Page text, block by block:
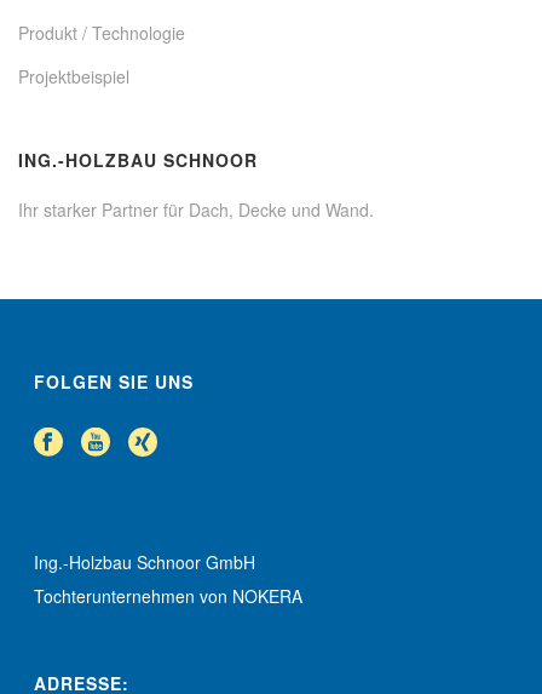
Produkt / Technologie
Projektbeispiel
ING.-HOLZBAU SCHNOOR
Ihr starker Partner für Dach, Decke und Wand.
FOLGEN SIE UNS
Ing.-Holzbau Schnoor GmbH
Tochterunternehmen von NOKERA
ADRESSE: